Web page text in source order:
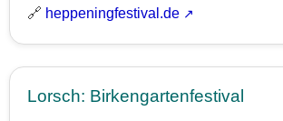
🔗 heppeningfestival.de
Lorsch: Birkengartenfestival